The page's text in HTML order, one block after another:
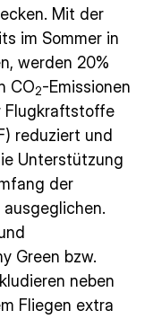
Mit der
im Sommer in
werden 20%
CO2-Emissionen
Flugkraftstoffe
reduziert und
Unterstützung
der
ausgeglichen.
Green bzw.
neben
Fliegen extra